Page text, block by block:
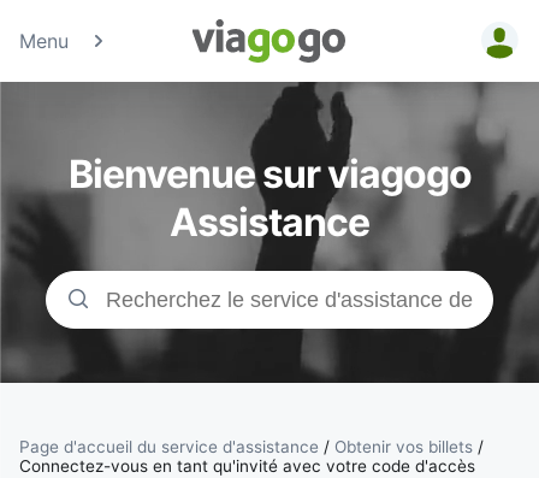
Menu
Billets -
Billet pour
concerts,
événements
sportifs et
théâtre |
viagogo, la
Bienvenue sur viagogo
Assistance
Page d'accueil du service d'assistance / Obtenir vos billets /
Connectez-vous en tant qu'invité avec votre code d'accès